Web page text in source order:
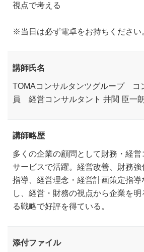
視点で考える
※当日は必ず電卓をお持ちください
講師氏名
TOMAコンサルタンツグループ
員 経営コンサルタント 井関 臣一
講師略歴
多くの企業の顧問として財務・経
サービスで活躍。経営改善、財務強
指導、経営理念・経営計画策定指導
し、経営・財務の視点から企業を
る戦略で好評を得ている。
添付ファイル